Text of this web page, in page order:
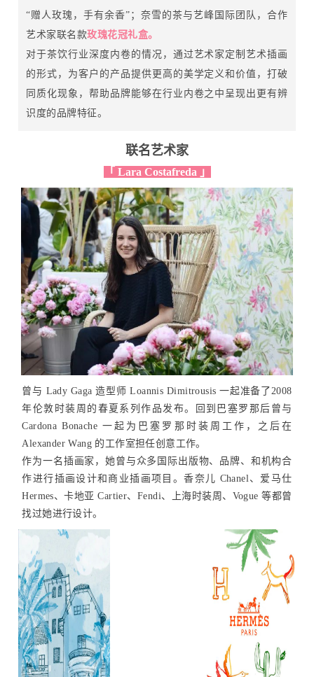
“赠人玫瑰，手有余香”；奈雪的茶与艺峰国际团队，合作
艺术家联名款玫瑰花冠礼盒。
对于茶饮行业深度内卷的情况，通过艺术家定制艺术插画
的形式，为客户的产品提供更高的美学定义和价值，打破
同质化现象，帮助品牌能够在行业内卷之中呈现出更有辨
识度的品牌特征。
联名艺术家
「 Lara Costafreda 」
曾与 Lady Gaga 造型师 Loannis Dimitrousis 一起准备了2008
年伦敦时装周的春夏系列作品发布。回到巴塞罗那后曾与
Cardona Bonache 一起为巴塞罗那时装周工作，之后在
Alexander Wang 的工作室担任创意工作。
作为一名插画家，她曾与众多国际出版物、品牌、和机构合
作进行插画设计和商业插画项目。香奈儿 Chanel、爱马仕
Hermes、卡地亚 Cartier、Fendi、上海时装周、Vogue 等都曾
找过她进行设计。